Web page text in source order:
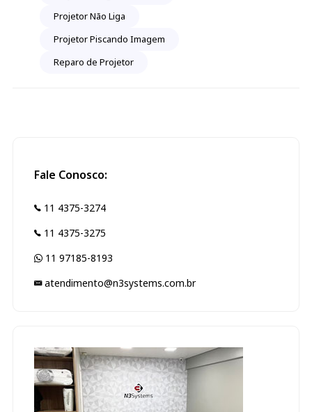
Projetor Não Liga
Projetor Piscando Imagem
Reparo de Projetor
Fale Conosco:
11 4375-3274
11 4375-3275
11 97185-8193
atendimento@n3systems.com.br